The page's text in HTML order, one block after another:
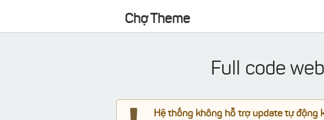
Chợ Theme
Full code
Hệ thống không hỗ trợ update tự động